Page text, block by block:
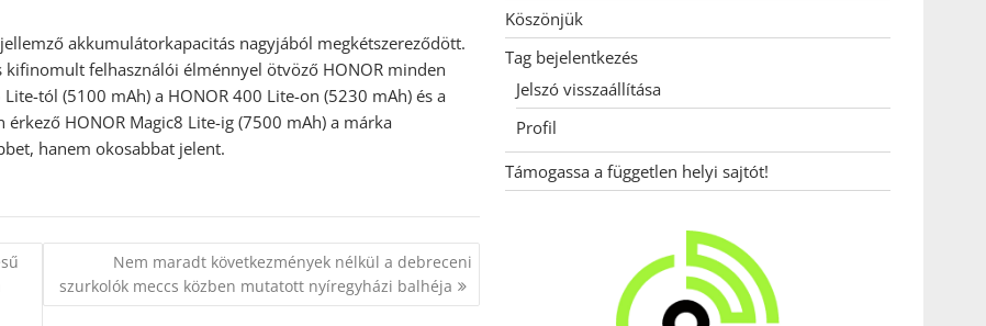
akkumulátorkapacitás nagyjából megkétszereződött.
felhasználói élménnyel ötvöző HONOR minden
tól (5100 mAh) a HONOR 400 Lite-on (5230 mAh) és a
HONOR Magic8 Lite-ig (7500 mAh) a márka
hanem okosabbat jelent.
Nem maradt következmények nélkül a debreceni
szurkolók meccs közben mutatott nyíregyházi balhéja
Köszönjük
Tag bejelentkezés
Jelszó visszaállítása
Profil
Támogassa a független helyi sajtót!